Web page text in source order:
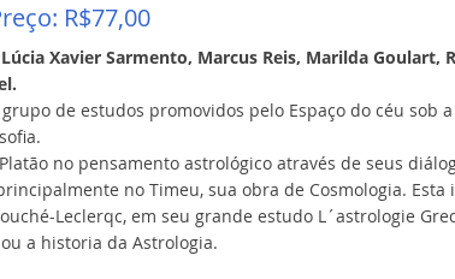
R$77,00
Xavier Sarmento, Marcus Reis, Marilda Goulart,
de estudos promovidos pelo Espaço do céu sob
no pensamento astrológico através de seus
no Timeu, sua obra de Cosmologia.
Leclerqc, em seu grande estudo L´astrologie
a historia da Astrologia.